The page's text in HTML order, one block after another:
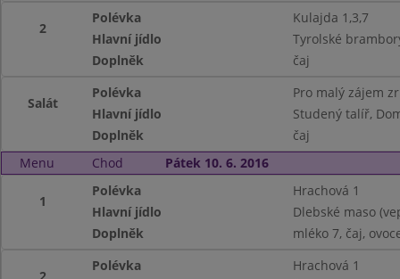
2
Polévka
Kulajda 1,3,7
Hlavní jídlo
Tyrolské
Doplněk
čaj
Salát
Polévka
Pro malý zájem
Hlavní jídlo
Studený talíř,
Doplněk
čaj
Menu
Chod Pátek 10. 6. 2016
1
Polévka
Hrachová 1
Hlavní jídlo
Dlebské maso
Doplněk
mléko 7, čaj,
Polévka
Hrachová 1